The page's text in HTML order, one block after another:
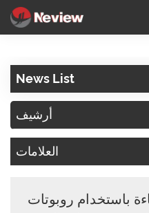
News List
أرشيف
العلامات
باستخدام روبوتات